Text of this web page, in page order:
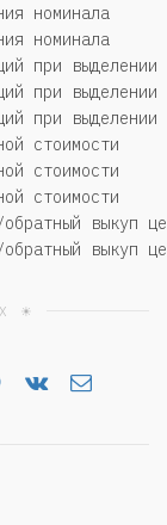
номинала
номинала
при выделении
при выделении
при выделении
стоимости
стоимости
стоимости
выкуп
выкуп
☀